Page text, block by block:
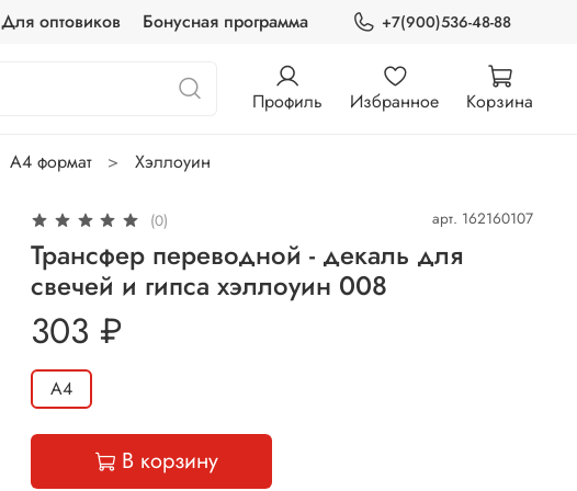
Для оптовиков Бонусная программа +7(900)536-48-88
Профиль Избранное Корзина
А4 формат Хэллоуин
(0) арт. 162160107
Трансфер переводной - декаль для
свечей и гипса хэллоуин 008
303 ₽
А4
В корзину